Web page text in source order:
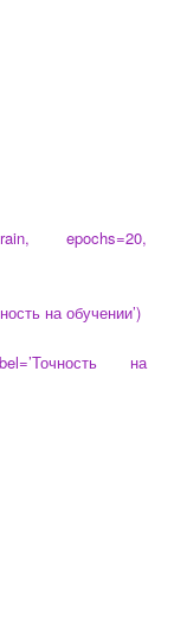
epochs=20,
на обучении’)
на